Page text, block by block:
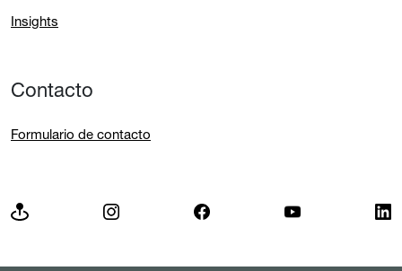
Insights
Contacto
Formulario de contacto